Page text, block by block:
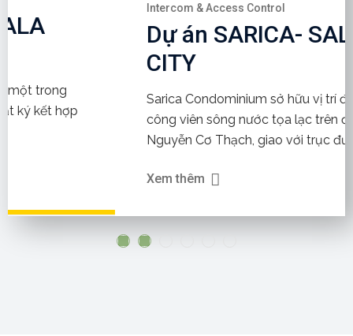
Intercom & Access Control
Dự án SARICA- SALA
Sarica Condominium sở hữu vị trí đắc địa dọc
công viên sông nước tọa lạc trên đường
Nguyễn Cơ Thạch, giao với trục đường...